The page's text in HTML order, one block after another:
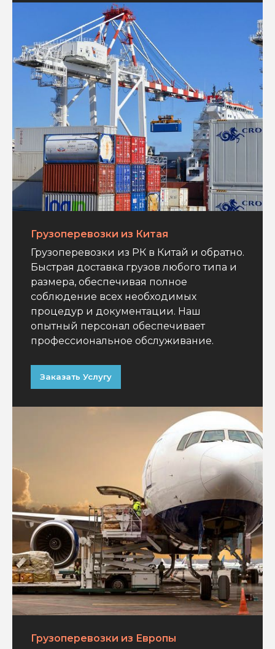
Грузоперевозки из Китая
Грузоперевозки из РК в Китай и обратно.
Быстрая доставка грузов любого типа и
размера, обеспечивая полное
соблюдение всех необходимых
процедур и документации. Наш
опытный персонал обеспечивает
профессиональное обслуживание.
Заказать Услугу
Грузоперевозки из Европы